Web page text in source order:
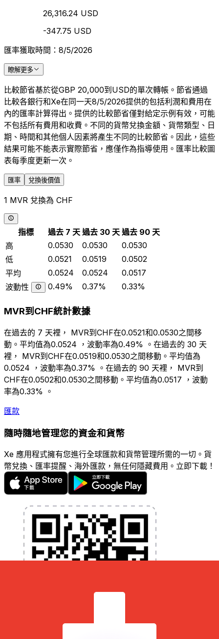
26,316.24 USD
-347.75 USD
匯率獲取時間：8/5/2026
瞭解更多
比較節省基於從GBP 20,000到USD的單次轉帳。節省通過
比較各銀行和Xe在同一天8/5/2026提供的包括利潤和費用在
內的匯率計算得出。提供的比較節省僅對給定示例有效，可能
不包括所有費用和收費。不同的貨幣兌換金額、貨幣類型、日
期、時間和其他個人因素將產生不同的比較節省。因此，這些
結果可能不能表示實際節省，應僅作為指導使用。匯率比較圖
表每季度更新一次。
匯率 兌換後價值
1 MVR 兌換為 CHF
指標 過去 7 天 過去 30 天 過去 90 天
高
0.0530 0.0530
0.0530
低
0.0521 0.0519
0.0502
平均
0.0524 0.0524
0.0517
波動性
0.49% 0.37% 0.33%
MVR到CHF統計數據
在過去的 7 天裡， MVR到CHF在0.0521和0.0530之間移
動。平均值為0.0524 ，波動率為0.49% 。在過去的 30 天
裡， MVR到CHF在0.0519和0.0530之間移動。平均值為
0.0524 ，波動率為0.37% 。在過去的 90 天裡， MVR到
CHF在0.0502和0.0530之間移動。平均值為0.0517 ，波動
率為0.33% 。
匯款
隨時隨地管理您的資金和貨幣
Xe 應用程式擁有您進行全球匯款和貨幣管理所需的一切。貨
幣兌換、匯率提醒、海外匯款，無任何隱藏費用。立即下載！